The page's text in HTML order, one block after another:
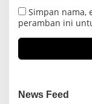
Simpan nama,
peramban ini
News Feed